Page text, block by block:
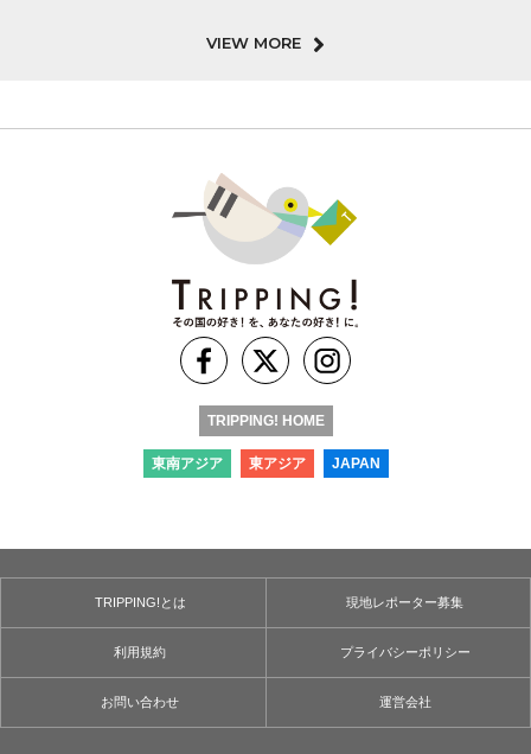
VIEW MORE
TRIPPING! HOME
東南アジア 東アジア JAPAN
TRIPPING!とは 現地レポーター募集
利用規約 プライバシーポリシー
お問い合わせ 運営会社